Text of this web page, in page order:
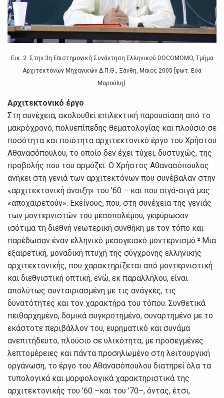
Εικ. 2. Στην 3η Επιστημονική Συνάντηση Ελληνικού DOCOMOMO, Τμήμα
Αρχιτεκτόνων Μηχανικών Δ.Π.Θ., Ξάνθη, Μάιος 2005 [φωτ. Εύα
Μαρούλη].
Αρχιτεκτονικό έργο
Στη συνέχεια, ακολουθεί επιλεκτική παρουσίαση από το
μακρόχρονο, πολυεπίπεδης θεματολογίας και πλούσιο σε
ποσότητα και ποιότητα αρχιτεκτονικό έργο του Χρήστου
Αθανασόπουλου, το οποίο δεν έχει τύχει, δυστυχώς, της
προβολής που του αρμόζει. Ο Χρήστος Αθανασόπουλος
ανήκει στη γενιά των αρχιτεκτόνων που συνέβαλαν στην
«αρχιτεκτονική άνοιξη» του ’60 – και που σιγά-σιγά μας
«αποχαιρετούν». Εκείνους, που, στη συνέχεια της γενιάς
των μοντερνιστών του μεσοπολέμου, γεφύρωσαν
ισότιμα τη διεθνή νεωτερική συνθήκη με τον τόπο και
παρέδωσαν έναν ελληνικό μεσογειακό μοντερνισμό.² Μια
εξαιρετική, μοναδική πτυχή της σύγχρονης ελληνικής
αρχιτεκτονικής, που χαρακτηρίζεται από μοντερνιστική
και διεθνιστική οπτική, ενώ, εκ παραλλήλου, είναι
απολύτως συνταιριασμένη με τις ανάγκες, τις
δυνατότητες και τον χαρακτήρα του τόπου. Συνθετικά
πειθαρχημένο, δομικά συγκροτημένο, συναρτημένο με το
εκάστοτε περιβάλλον του, ευρηματικό και συνάμα
ανεπιτήδευτο, πλούσιο σε υλικότητα, με προσεγμένες
λεπτομέρειες και πάντα προσηλωμένο στη λειτουργική
οργάνωση, το έργο του Αθανασόπουλου διατηρεί όλα τα
τυπολογικά και μορφολογικά χαρακτηριστικά της
αρχιτεκτονικής του ’60 –και του ’70–, όντας, έτσι,